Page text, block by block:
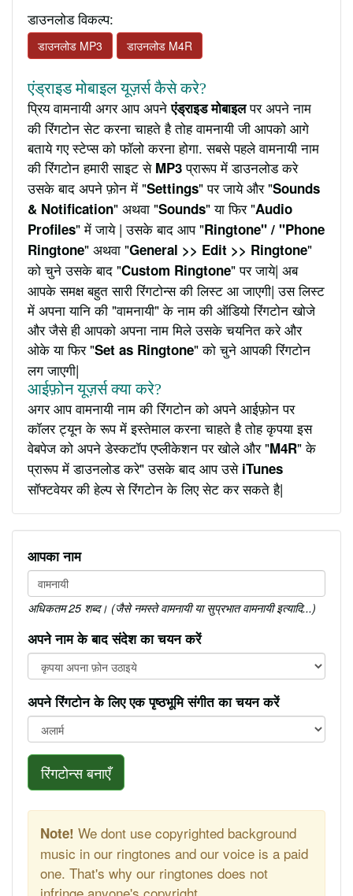
डाउनलोड विकल्प:
डाउनलोड MP3 डाउनलोड M4R
एंड्राइड मोबाइल यूज़र्स कैसे करे?
प्रिय वामनायी अगर आप अपनेएंड्राइड मोबाइलपर अपने नाम
की रिंगटोन सेट करना चाहते है तोह वामनायी जी आपको आगे
बताये गए स्टेप्स को फॉलो करना होगा. सबसे पहले वामनायी नाम
की रिंगटोन हमारी साइट से MP3प्रारूप में डाउनलोड करे
उसके बाद अपने फ़ोन में "Settings" पर जाये और "Sounds
& Notification" अथवा "Sounds" या फिर "Audio
Profiles" में जाये | उसके बाद आप "Ringtone" / "Phone
Ringtone" अथवा "General >> Edit >> Ringtone"
को चुने उसके बाद "Custom Ringtone" पर जाये| अब
आपके समक्ष बहुत सारी रिंगटोन्स की लिस्ट आ जाएगी| उस लिस्ट
में अपना यानि की "वामनायी" के नाम की ऑडियो रिंगटोन खोजे
और जैसे ही आपको अपना नाम मिले उसके चयनित करे और
ओके या फिर "Set as Ringtone" को चुने आपकी रिंगटोन
लग जाएगी|
आईफ़ोन यूज़र्स क्या करे?
अगर आप वामनायी नाम की रिंगटोन को अपने आईफ़ोन पर
कॉलर ट्यून के रूप में इस्तेमाल करना चाहते है तोह कृपया इस
वेबपेज को अपने डेस्कटॉप एप्लीकेशन पर खोले और "M4R" के
प्रारूप में डाउनलोड करे" उसके बाद आप उसे iTunes
सॉफ्टवेयर की हेल्प से रिंगटोन के लिए सेट कर सकते है|
आपका नाम
अधिकतम 25 शब्द। (जैसे नमस्ते वामनायी या सुप्रभात वामनायी इत्यादि...)
अपने नाम के बाद संदेश का चयन करें
अपने रिंगटोन के लिए एक पृष्ठभूमि संगीत का चयन करें
रिंगटोन्स बनाएँ
Note! We dont use copyrighted background
music in our ringtones and our voice is a paid
one. That's why our ringtones does not
infringe anyone's copyright.